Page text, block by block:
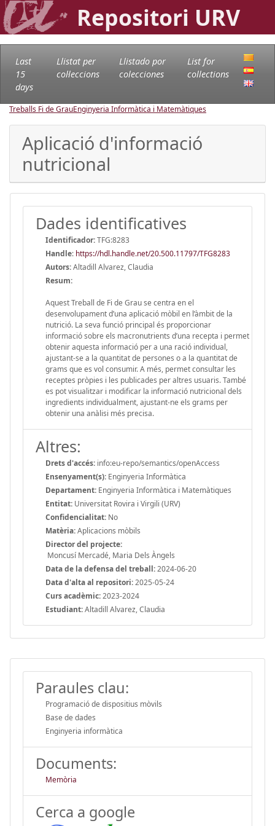
Repositori URV
Last
15
days
Llistat per
col·leccions
Llistado por
colecciones
List for
collections
Treballs Fi de GrauEnginyeria Informàtica i Matemàtiques
Aplicació d'informació
nutricional
Dades identificatives
Identificador:TFG:8283
Handle: https://hdl.handle.net/20.500.11797/TFG8283
Autors:Altadill Alvarez, Claudia
Resum:
Aquest Treball de Fi de Grau se centra en el
desenvolupament d’una aplicació mòbil en l’àmbit de la
nutrició. La seva funció principal és proporcionar
informació sobre els macronutrients d’una recepta i permet
obtenir aquesta informació per a una ració individual,
ajustant-se a la quantitat de persones o a la quantitat de
grams que es vol consumir. A més, permet consultar les
receptes pròpies i les publicades per altres usuaris. També
es pot visualitzar i modificar la informació nutricional dels
ingredients individualment, ajustant-ne els grams per
obtenir una anàlisi més precisa.
Altres:
Drets d'accés: info:eu-repo/semantics/openAccess
Ensenyament(s): Enginyeria Informàtica
Departament: Enginyeria Informàtica i Matemàtiques
Entitat: Universitat Rovira i Virgili (URV)
Confidencialitat: No
Matèria:Aplicacions mòbils
Director del projecte:
Moncusí Mercadé, Maria Dels Àngels
Data de la defensa del treball:2024-06-20
Data d'alta al repositori:2025-05-24
Curs acadèmic:2023-2024
Estudiant:Altadill Alvarez, Claudia
Paraules clau:
Programació de dispositius mòvils
Base de dades
Enginyeria informàtica
Documents:
Memòria
Cerca a google